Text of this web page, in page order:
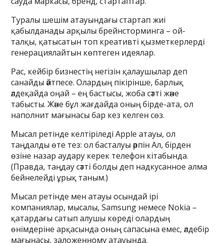
Туралы шешім атауындағы стартап жиі
қабылданады арқылы брейнсторминга – ой-
талқы, қатысатын топ креативті қызметкерлерді
генерациялайтын көптеген идеялар.
Рас, кейбір бизнестің негізін қалаушылар деп
санайды әйтпесе. Олардың пікірінше, барлық
әлдеқайда оңай – ең бастысы, жоба сәтті және
табысты. Және бұл жағдайда оның бірде-ата, ол
наполнит мағынасы бар кез келген сөз.
Мысал ретінде келтіріледі Apple атауы, ол
таңдалды өте тез: ол басталуы әрпін Ал, бірден
өзіне назар аудару керек телефон кітабында.
(Правда, таңдау сәтті болды деп надкусанное алма
бейнелейді ұрық таным.)
Мысал ретінде мен атауы осындай ірі
компаниялар, мысалы, Samsung немесе Nokia –
қатардағы сатып алушы көреді олардың
өнімдеріне арқасында оның сапасына емес, әлдебір
мағынасы, заложенному атауында.